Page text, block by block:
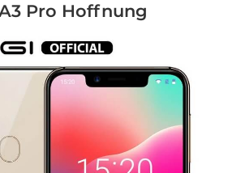
Pro Hoffnung